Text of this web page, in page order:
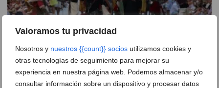
Valoramos tu privacidad
Nosotros y nuestros {{count}} socios utilizamos cookies y
otras tecnologías de seguimiento para mejorar su
experiencia en nuestra página web. Podemos almacenar y/o
consultar información sobre un dispositivo y procesar datos
Programa de Moros y Cristianos de Dénia 2026:
actos, desfiles y horarios completos